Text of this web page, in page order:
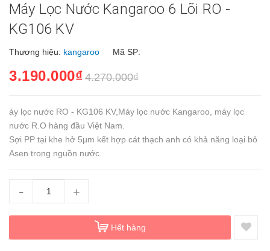
Máy Lọc Nước Kangaroo 6 Lõi RO -
KG106 KV
Thương hiệu: kangaroo Mã SP:
3.190.000₫ 4.270.000₫
áy lọc nước RO - KG106 KV,Máy lọc nước Kangaroo, máy lọc
nước R.O hàng đầu Việt Nam.
Sợi PP tại khe hở 5µm kết hợp cát thạch anh có khả năng loại bỏ
Asen trong nguồn nước.
- +
Hết hàng